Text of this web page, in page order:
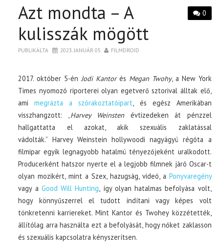
0
Azt mondta – A
kulisszák mögött
PUBLIKÁLTA 2023. JANUÁR 05. FILMDROID
2017. október 5-én Jodi Kantorés Megan Twohy, a New York
Times nyomozó riporterei olyan egetverő sztorival álltak elő,
amimegrázta a szórakoztatóipart , és egész Amerikában
visszhangzott: „ Harvey Weinstenévtizedeken át pénzzel
hallgattatta el azokat, akik szexuális zaklatással
vádolták.” Harvey Weinstein hollywoodi nagyágyú régóta a
filmipar egyik legnagyobb hatalmú tényezőjeként uralkodott.
Producerként hatszor nyerte el a legjobb filmnek járó Oscar-t
olyan mozikért, mint a Szex, hazugság, videó, a Ponyvaregény
vagy a Good Will Hunting , így olyan hatalmas befolyása volt,
hogy könnyűszerrel el tudott indítani vagy képes volt
tönkretenni karriereket. Mint Kantor és Twohey közzétették,
állítólag arra használta ezt a befolyását, hogy nőket zaklasson
és szexuális kapcsolatra kényszerítsen.